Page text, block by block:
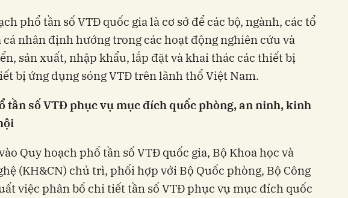
phổ tần số VTĐ quốc gia là cơ sở để các bộ, ngành, các tổ
cá nhân định hướng trong các hoạt động nghiên cứu và
sản xuất, nhập khẩu, lắp đặt và khai thác các thiết bị
bị ứng dụng sóng VTĐ trên lãnh thổ Việt Nam.
tần sốVTĐ phục vụ mục đích quốc phòng, an ninh, kinh
Quy hoạch phổ tần số VTĐ quốc gia, Bộ Khoa học và
(KH&CN) chủ trì, phối hợp với Bộ Quốc phòng, Bộ Công
việc phân bổ chi tiết tần số VTĐ phục vụ mục đích quốc